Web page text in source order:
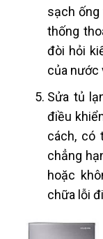
sạch
thống
đòi hỏi
của nước
Sửa tủ
điều
cách, có
chẳng
hoặc
chữa lỗi